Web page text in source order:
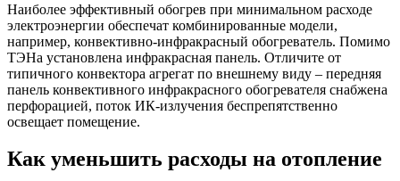
Наиболее эффективный обогрев при минимальном расходе
электроэнергии обеспечат комбинированные модели,
например, конвективно-инфракрасный обогреватель. Помимо
ТЭНа установлена инфракрасная панель. Отличите от
типичного конвектора агрегат по внешнему виду – передняя
панель конвективного инфракрасного обогревателя снабжена
перфорацией, поток ИК-излучения беспрепятственно
освещает помещение.
Как уменьшить расходы на отопление